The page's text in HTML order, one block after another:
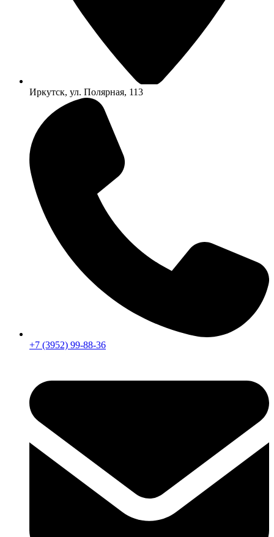
Иркутск, ул. Полярная, 113
+7 (3952) 99-88-36